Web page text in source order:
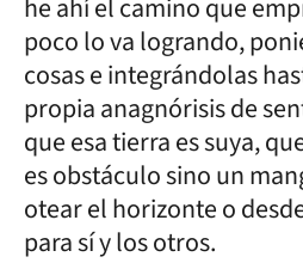
he ahí el camino que
poco lo va logrando,
cosas e integrándolas
propia anagnórisis de
que esa tierra es suya,
es obstáculo sino un
otear el horizonte o
para sí y los otros.